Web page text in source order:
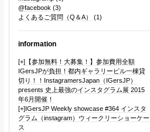
@facebook (3)
よくあるご質問（Q＆A）
(1)
information
[+]【参加無料！大募集！】参加費用全額
IGersJPが負担！都内ギャラリービル一棟貸
切り！！InstagramersJapan（IGersJP）
presents 史上最強のインスタグラム展 2015
年6月開催！
[+]IGersJP Weekly showcase #364 インスタ
グラム（instagram）ウィークリーショーケー
ス